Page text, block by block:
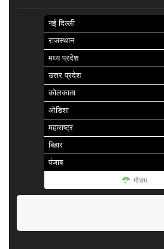
नई दिल्ली
राजस्थान
मध्य प्रदेश
उत्तर प्रदेश
कोलकाता
ओडिशा
महाराष्ट्र
बिहार
पंजाब
मौसम